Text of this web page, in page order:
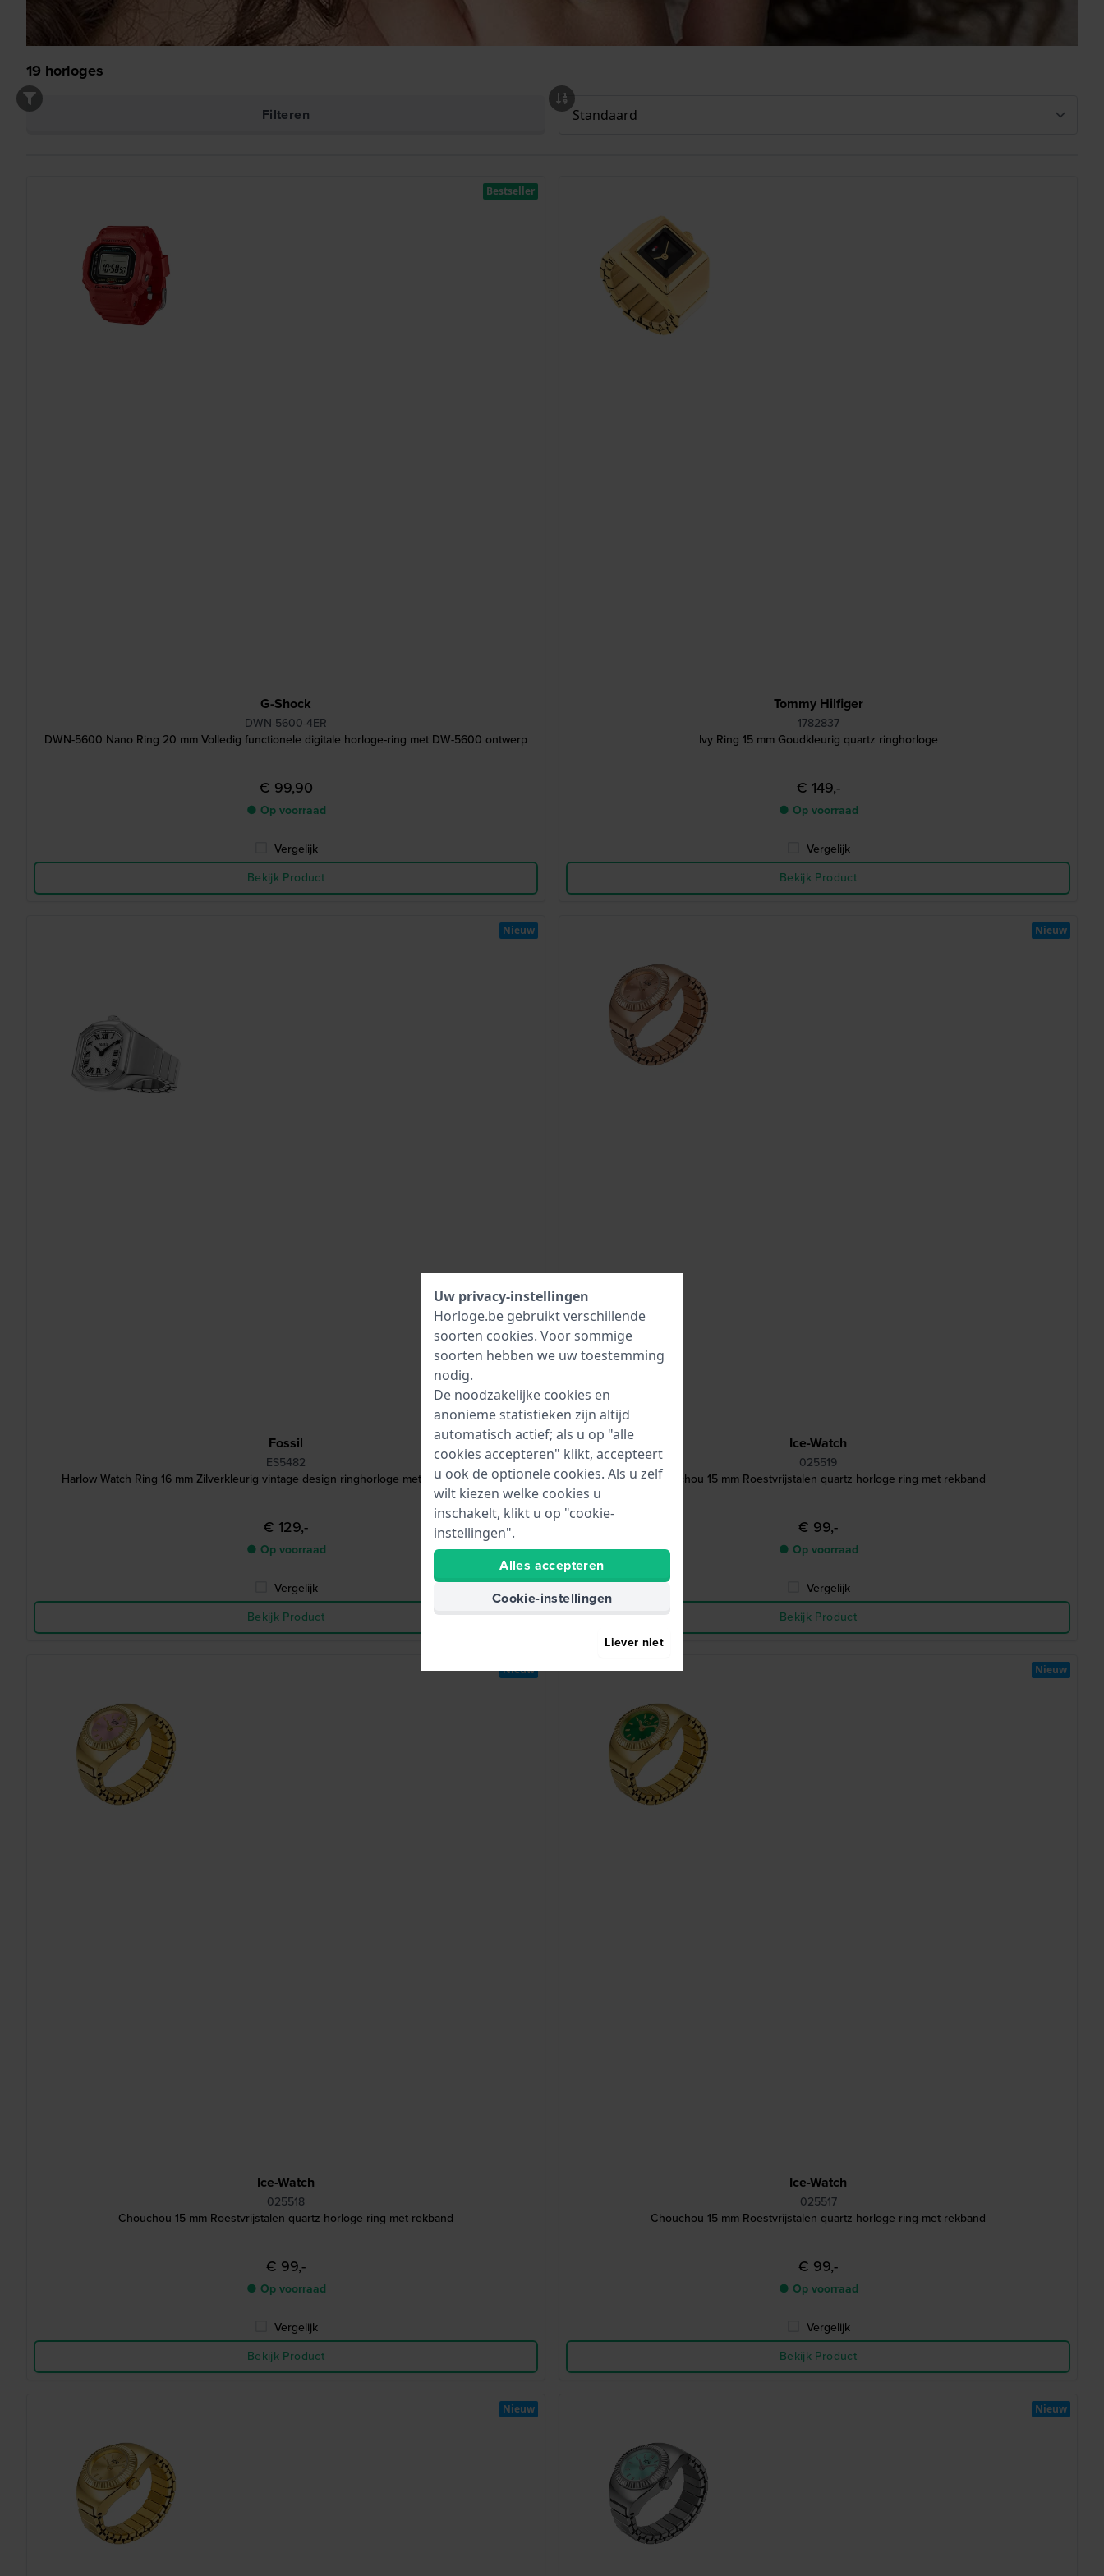
19 horloges
Filteren
G-Shock
DWN-5600-4ER
DWN-5600 Nano Ring 20 mm Volledig functionele digitale horloge-ring met DW-5600 ontwerp
€ 99,90
● Op voorraad
Vergelijk
Bekijk Product
Bestseller
Tommy Hilfiger
1782837
Ivy Ring 15 mm Goudkleurig quartz ringhorloge
€ 149,-
● Op voorraad
Vergelijk
Bekijk Product
Fossil
ES5482
Harlow Watch Ring 16 mm Zilverkleurig vintage design ringhorloge met achthoekige kast
€ 129,-
● Op voorraad
Vergelijk
Bekijk Product
Nieuw
Ice-Watch
025519
Chouchou 15 mm Roestvrijstalen quartz horloge ring met rekband
€ 99,-
● Op voorraad
Vergelijk
Bekijk Product
Nieuw
Ice-Watch
025518
Chouchou 15 mm Roestvrijstalen quartz horloge ring met rekband
€ 99,-
● Op voorraad
Vergelijk
Bekijk Product
Nieuw
Ice-Watch
025517
Chouchou 15 mm Roestvrijstalen quartz horloge ring met rekband
€ 99,-
● Op voorraad
Vergelijk
Bekijk Product
Nieuw
Nieuw Nieuw
Uw privacy-instellingen
Horloge.be gebruikt verschillende
soorten cookies. Voor sommige
soorten hebben we uw toestemming
nodig.
De noodzakelijke cookies en
anonieme statistieken zijn altijd
automatisch actief; als u op "alle
cookies accepteren" klikt, accepteert
u ook de optionele cookies. Als u zelf
wilt kiezen welke cookies u
inschakelt, klikt u op "cookie-
instellingen".
Alles accepteren
Cookie-instellingen
Liever niet